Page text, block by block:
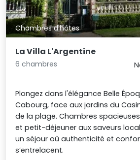
Chambres d'hôtes
La Villa L'Argentine
6 chambres
Plongez dans l'élégance Belle
Cabourg, face aux jardins du
de la plage. Chambres
et petit-déjeuner aux saveurs
un séjour où authenticité et
s’entrelacent.